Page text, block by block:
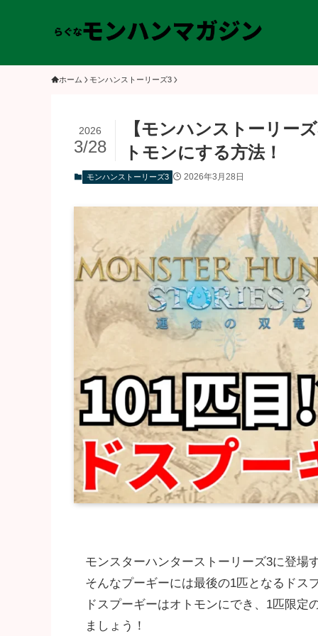
ホーム モンハンストーリーズ3
【モンハンストーリー
トモンにする方法！
2026
3/28
モンハンストーリーズ3 2026年3月28日
モンスターハンターストーリーズ3に登場
そんなプーギーには最後の1匹となるドス
ドスプーギーはオトモンにでき、1匹限
ましょう！